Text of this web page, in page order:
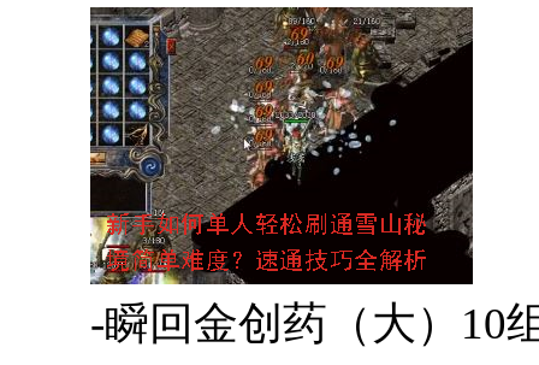
-瞬回金创药（大）10